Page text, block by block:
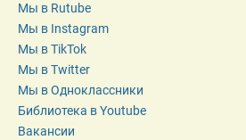
Мы в Rutube
Мы в Instagram
Мы в TikTok
Мы в Twitter
Мы в Одноклассники
Библиотека в Youtube
Вакансии